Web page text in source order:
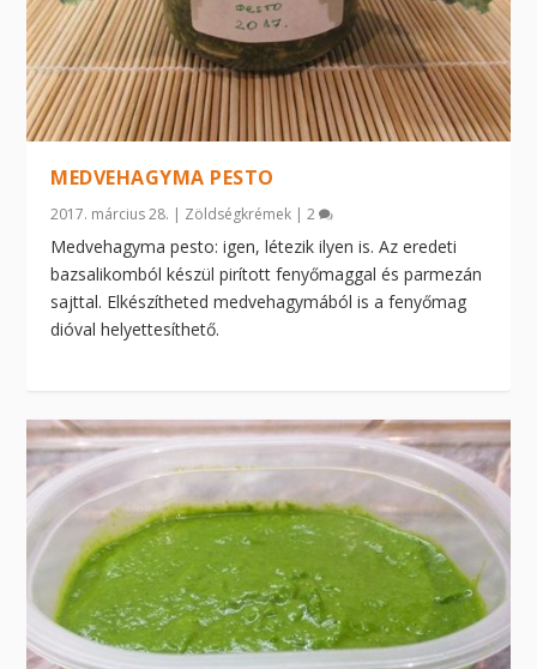
MEDVEHAGYMA PESTO
2017. március 28. | Zöldségkrémek |2
Medvehagyma pesto: igen, létezik ilyen is. Az eredeti
bazsalikomból készül pirított fenyőmaggal és parmezán
sajttal. Elkészítheted medvehagymából is a fenyőmag
dióval helyettesíthető.